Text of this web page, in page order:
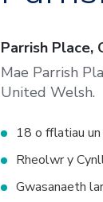
Parrish Place,
Mae Parrish
United Welsh.
18 o fflatiau
Rheolwr y
Gwasanaeth